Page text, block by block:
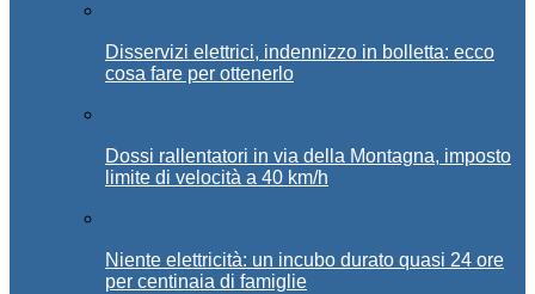
Disservizi elettrici, indennizzo in bolletta: ecco
cosa fare per ottenerlo
Dossi rallentatori in via della Montagna, imposto
limite di velocità a 40 km/h
Niente elettricità: un incubo durato quasi 24 ore
per centinaia di famiglie